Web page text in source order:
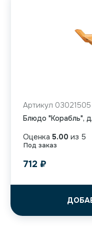
Под заказ
Артикул 03021505
Блюдо "Корабль",
Оценка 5.00 из 5
712 ₽